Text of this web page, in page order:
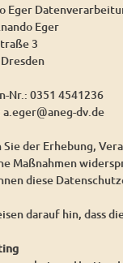
Eger
Eger
3
Nr.: 0351 4541236
a.eger@aneg-dv.de
Sie der Erhebung,
Maßnahmen
diese
darauf hin, dass